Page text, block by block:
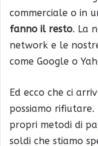
commerciale o in
fanno il resto. La
network e le
come Google o
Ed ecco che ci
possiamo
propri metodi di
soldi che stiamo